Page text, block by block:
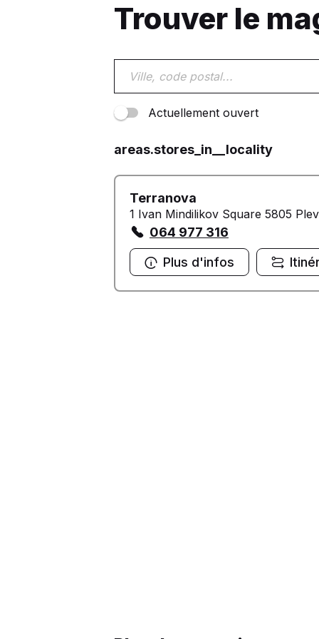
Trouver le
Actuellement ouvert
areas.stores_in__locality
Terranova
1 Ivan Mindilikov Square 5805
064 977 316
Plus d'infos